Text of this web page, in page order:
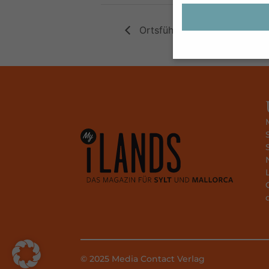
Ortsführung „Westerland
© 2025 Media Contact Verlag
Wir verwenden
während andere
können verarbeitet
Anzeigen- und
Hier finden Sie
Kategorien geben
auswählen.
Essenziell (1)
Essenzielle Cookies